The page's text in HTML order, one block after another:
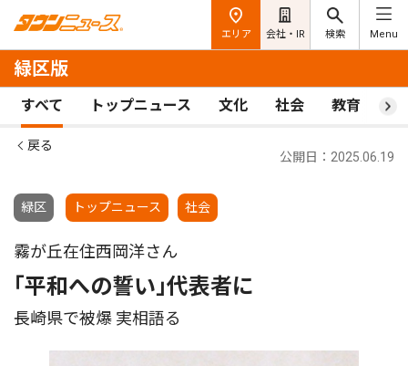
エリア 会社・IR 検索 Menu
緑区版
すべて トップニュース 文化 社会 教育 ス
戻る
緑区 トップニュース 社会
公開日：2025.06.19
霧が丘在住西岡洋さん
｢平和への誓い｣代表者に
長崎県で被爆 実相語る